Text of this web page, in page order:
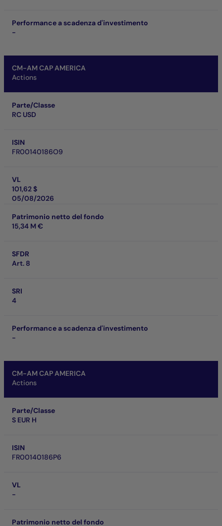
Performance a scadenza d'investimento
-
CM-AM CAP AMERICA
Actions
Parte/Classe
RC USD
ISIN
FR00140186O9
VL
101,62 $
05/08/2026
Patrimonio netto del fondo
15,34 M €
SFDR
Art. 8
SRI
4
Performance a scadenza d'investimento
-
CM-AM CAP AMERICA
Actions
Parte/Classe
S EUR H
ISIN
FR00140186P6
VL
-
Patrimonio netto del fondo